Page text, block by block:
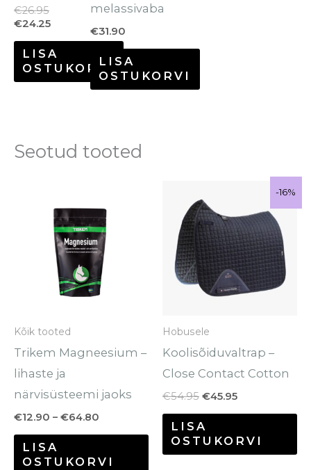
€26.95
€24.25
LISA
OSTUKORVI
melassivaba
€31.90
LISA
OSTUKORVI
Seotud tooted
Kõik tooted
Trikem Magneesium –
lihaste ja
närvisüsteemi jaoks
€12.90 – €64.80
kuni
€64.80
LISA
OSTUKORVI
mitu
varianti.
teha
tootelehel.
Sale!
-16%
-16%
Hobusele
Koolisõiduvaltrap –
Close Contact Cotton
€54.95
hind
oli:
€54.95.
€45.95
Praegune
on:
€45.95.
LISA
OSTUKORVI